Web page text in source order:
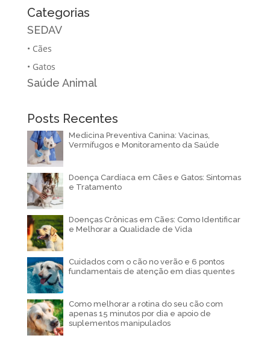
Categorias
SEDAV
• Cães
• Gatos
Saúde Animal
Posts Recentes
Medicina Preventiva Canina: Vacinas,
Vermífugos e Monitoramento da Saúde
Doença Cardíaca em Cães e Gatos: Sintomas
e Tratamento
Doenças Crônicas em Cães: Como Identificar
e Melhorar a Qualidade de Vida
Cuidados com o cão no verão e 6 pontos
fundamentais de atenção em dias quentes
Como melhorar a rotina do seu cão com
apenas 15 minutos por dia e apoio de
suplementos manipulados